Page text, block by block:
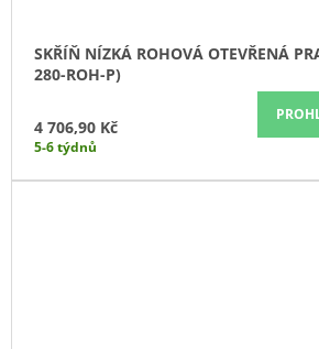
SKŘÍŇ NÍZKÁ ROHOVÁ OTEVŘENÁ
280-ROH-P)
4 706,90 Kč
5-6 týdnů